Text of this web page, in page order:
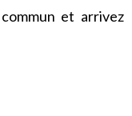
et arrivez